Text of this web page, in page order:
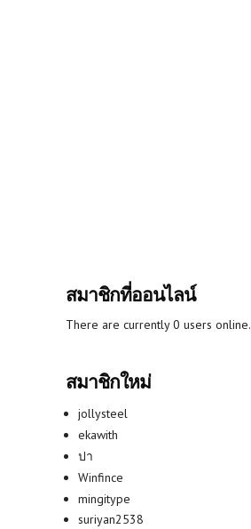
สมาชิกที่ออนไลน์
There are currently 0 users online.
สมาชิกใหม่
jollysteel
ekawith
ปา
Winfince
mingitype
suriyan2538